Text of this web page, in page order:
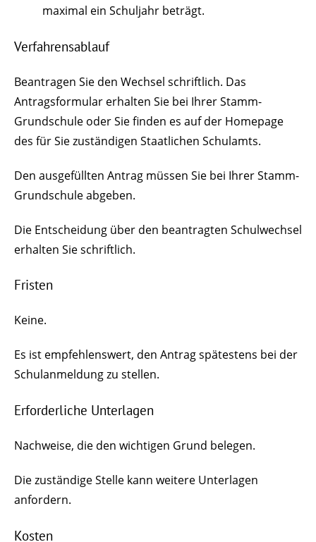
maximal ein Schuljahr beträgt.
Verfahrensablauf
Beantragen Sie den Wechsel schriftlich. Das
Antragsformular erhalten Sie bei Ihrer Stamm-
Grundschule oder Sie finden es auf der Homepage
des für Sie zuständigen Staatlichen Schulamts.
Den ausgefüllten Antrag müssen Sie bei Ihrer Stamm-
Grundschule abgeben.
Die Entscheidung über den beantragten Schulwechsel
erhalten Sie schriftlich.
Fristen
Keine.
Es ist empfehlenswert, den Antrag spätestens bei der
Schulanmeldung zu stellen.
Erforderliche Unterlagen
Nachweise, die den wichtigen Grund belegen.
Die zuständige Stelle kann weitere Unterlagen
anfordern.
Kosten